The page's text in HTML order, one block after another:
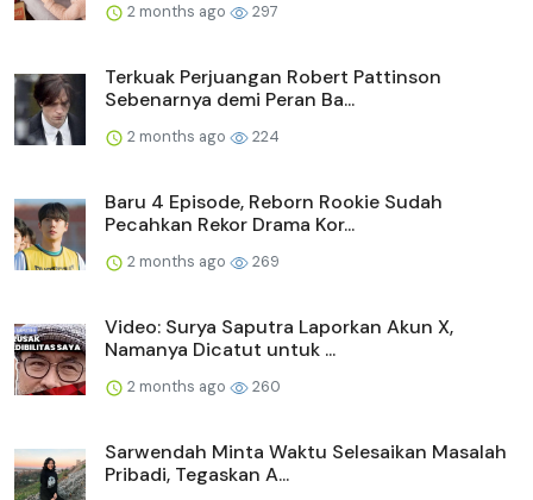
2 months ago 297
Terkuak Perjuangan Robert Pattinson
Sebenarnya demi Peran Ba...
2 months ago 224
Baru 4 Episode, Reborn Rookie Sudah
Pecahkan Rekor Drama Kor...
2 months ago 269
Video: Surya Saputra Laporkan Akun X,
Namanya Dicatut untuk ...
2 months ago 260
Sarwendah Minta Waktu Selesaikan Masalah
Pribadi, Tegaskan A...